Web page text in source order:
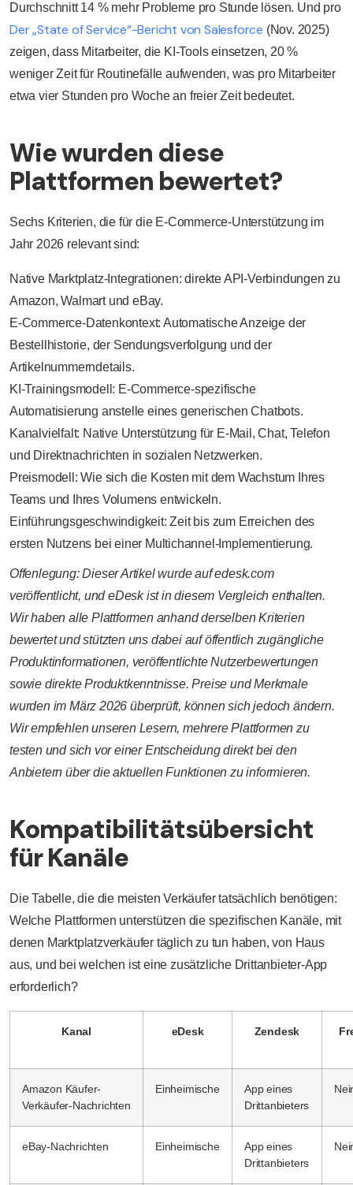
Durchschnitt 14 % mehr Probleme pro Stunde lösen. Und pro
Der „State of Service“-Bericht von Salesforce (Nov. 2025)
zeigen, dass Mitarbeiter, die KI-Tools einsetzen, 20 %
weniger Zeit für Routinefälle aufwenden, was pro Mitarbeiter
etwa vier Stunden pro Woche an freier Zeit bedeutet.
Wie wurden diese
Plattformen bewertet?
Sechs Kriterien, die für die E-Commerce-Unterstützung im
Jahr 2026 relevant sind:
Native Marktplatz-Integrationen: direkte API-Verbindungen zu
Amazon, Walmart und eBay.
E-Commerce-Datenkontext: Automatische Anzeige der
Bestellhistorie, der Sendungsverfolgung und der
Artikelnummerndetails.
KI-Trainingsmodell: E-Commerce-spezifische
Automatisierung anstelle eines generischen Chatbots.
Kanalvielfalt: Native Unterstützung für E-Mail, Chat, Telefon
und Direktnachrichten in sozialen Netzwerken.
Preismodell: Wie sich die Kosten mit dem Wachstum Ihres
Teams und Ihres Volumens entwickeln.
Einführungsgeschwindigkeit: Zeit bis zum Erreichen des
ersten Nutzens bei einer Multichannel-Implementierung.
Offenlegung: Dieser Artikel wurde auf edesk.com
veröffentlicht, und eDesk ist in diesem Vergleich enthalten.
Wir haben alle Plattformen anhand derselben Kriterien
bewertet und stützten uns dabei auf öffentlich zugängliche
Produktinformationen, veröffentlichte Nutzerbewertungen
sowie direkte Produktkenntnisse. Preise und Merkmale
wurden im März 2026 überprüft, können sich jedoch ändern.
Wir empfehlen unseren Lesern, mehrere Plattformen zu
testen und sich vor einer Entscheidung direkt bei den
Anbietern über die aktuellen Funktionen zu informieren.
Kompatibilitätsübersicht
für Kanäle
Die Tabelle, die die meisten Verkäufer tatsächlich benötigen:
Welche Plattformen unterstützen die spezifischen Kanäle, mit
denen Marktplatzverkäufer täglich zu tun haben, von Haus
aus, und bei welchen ist eine zusätzliche Drittanbieter-App
erforderlich?
Kanal eDesk Zendesk
Amazon Käufer-
Verkäufer-Nachrichten
Einheimische
App eines
Drittanbieters
eBay-Nachrichten Einheimische
App eines
Drittanbieters